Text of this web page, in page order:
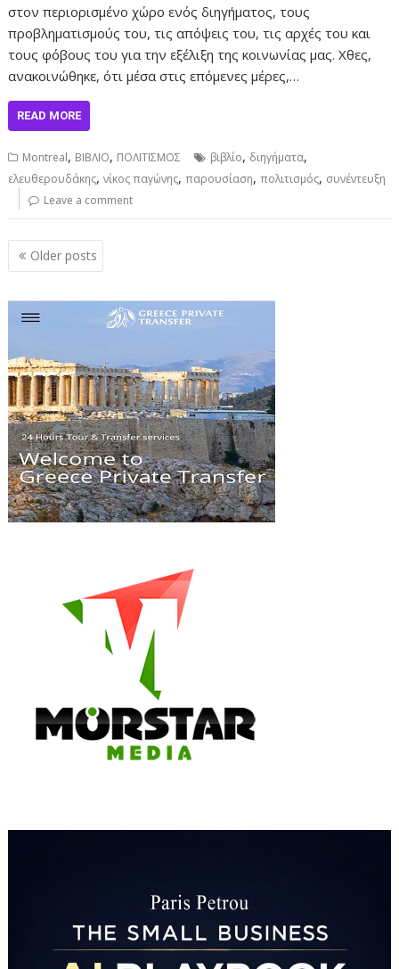
στον περιορισμένο χώρο ενός διηγήματος, τους
προβληματισμούς του, τις απόψεις του, τις αρχές του και
τους φόβους του για την εξέλιξη της κοινωνίας μας. Χθες,
ανακοινώθηκε, ότι μέσα στις επόμενες μέρες,…
READ MORE
Montreal, ΒΙΒΛΙΟ, ΠΟΛΙΤΙΣΜΟΣ βιβλίο, διηγήματα,
ελευθερουδάκης,νίκος παγώνης,παρουσίαση,πολιτισμός, συνέντευξη
Leave a comment
Posts
navigation
Older posts